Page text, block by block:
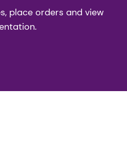
place orders and view